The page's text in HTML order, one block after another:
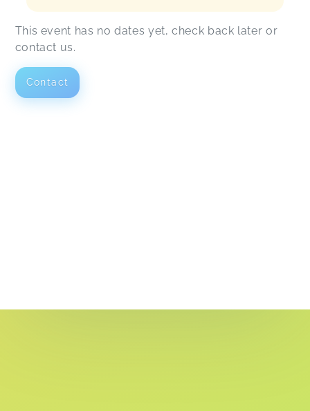
This event has no dates yet, check back later or
contact us.
Contact